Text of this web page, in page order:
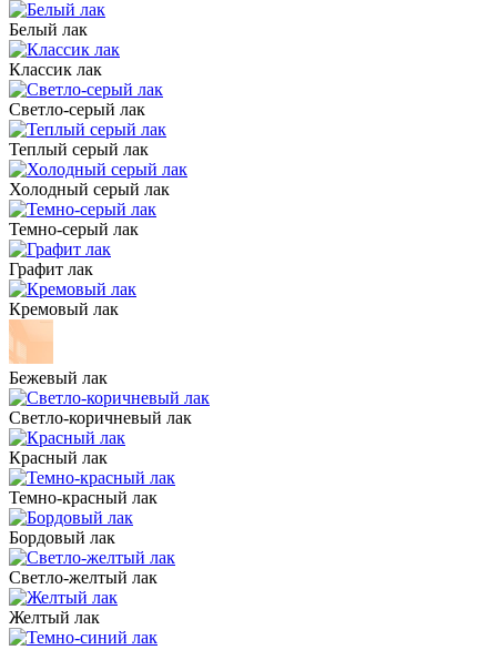
Белый лак
Классик лак
Светло-серый лак
Теплый серый лак
Холодный серый лак
Темно-серый лак
Графит лак
Кремовый лак
Бежевый лак
Светло-коричневый лак
Красный лак
Темно-красный лак
Бордовый лак
Светло-желтый лак
Желтый лак